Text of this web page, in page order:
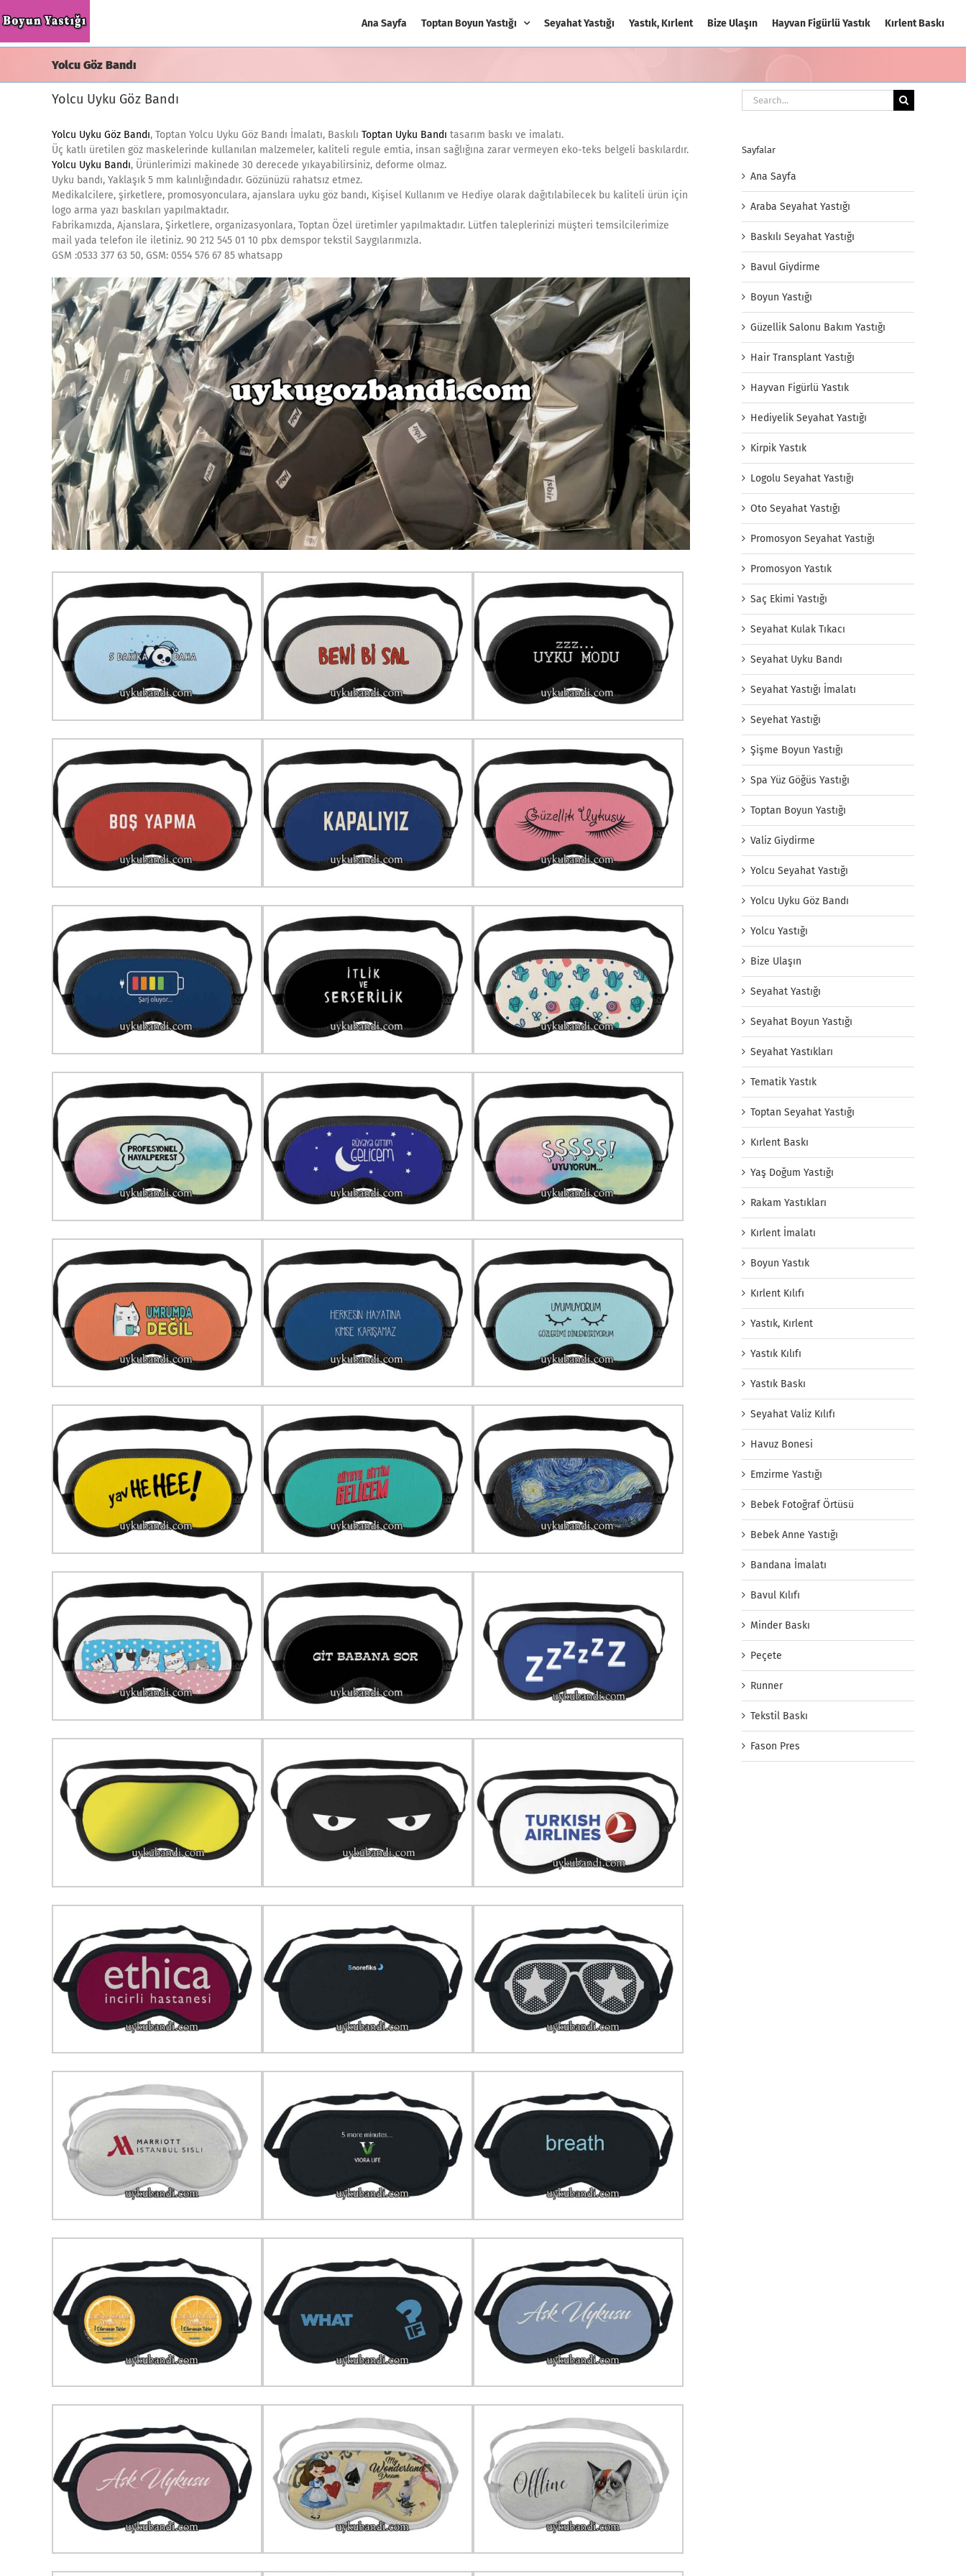
to
Ana Sayfa Toptan Boyun Yastığı Seyahat Yastığı Yastık, Kırlent Bize Ulaşın Hayvan Figürlü Yastık Kırlent Baskı
Yolcu Göz Bandı
Yolcu Uyku Göz Bandı
Yolcu Uyku Göz Bandı, Toptan Yolcu Uyku Göz Bandı İmalatı, Baskılı Toptan Uyku Bandı tasarım baskı ve imalatı.
Üç katlı üretilen göz maskelerinde kullanılan malzemeler, kaliteli regule emtia, insan sağlığına zarar vermeyen eko-teks belgeli baskılardır.
Yolcu Uyku Bandı, Ürünlerimizi makinede 30 derecede yıkayabilirsiniz, deforme olmaz.
Uyku bandı, Yaklaşık 5 mm kalınlığındadır. Gözünüzü rahatsız etmez.
Medikalcilere, şirketlere, promosyonculara, ajanslara uyku göz bandı, Kişisel Kullanım ve Hediye olarak dağıtılabilecek bu kaliteli ürün için
logo arma yazı baskıları yapılmaktadır.
Fabrikamızda, Ajanslara, Şirketlere, organizasyonlara, Toptan Özel üretimler yapılmaktadır. Lütfen taleplerinizi müşteri temsilcilerimize
mail yada telefon ile iletiniz. 90 212 545 01 10 pbx demspor tekstil Saygılarımızla.
GSM :0533 377 63 50, GSM: 0554 576 67 85 whatsapp
Search
for:
Sayfalar
Ana Sayfa
Araba Seyahat Yastığı
Baskılı Seyahat Yastığı
Bavul Giydirme
Boyun Yastığı
Güzellik Salonu Bakım Yastığı
Hair Transplant Yastığı
Hayvan Figürlü Yastık
Hediyelik Seyahat Yastığı
Kirpik Yastık
Logolu Seyahat Yastığı
Oto Seyahat Yastığı
Promosyon Seyahat Yastığı
Promosyon Yastık
Saç Ekimi Yastığı
Seyahat Kulak Tıkacı
Seyahat Uyku Bandı
Seyahat Yastığı İmalatı
Seyehat Yastığı
Şişme Boyun Yastığı
Spa Yüz Göğüs Yastığı
Toptan Boyun Yastığı
Valiz Giydirme
Yolcu Seyahat Yastığı
Yolcu Uyku Göz Bandı
Yolcu Yastığı
Bize Ulaşın
Seyahat Yastığı
Seyahat Boyun Yastığı
Seyahat Yastıkları
Tematik Yastık
Toptan Seyahat Yastığı
Kırlent Baskı
Yaş Doğum Yastığı
Rakam Yastıkları
Kırlent İmalatı
Boyun Yastık
Kırlent Kılıfı
Yastık, Kırlent
Yastık Kılıfı
Yastık Baskı
Seyahat Valiz Kılıfı
Havuz Bonesi
Emzirme Yastığı
Bebek Fotoğraf Örtüsü
Bebek Anne Yastığı
Bandana İmalatı
Bavul Kılıfı
Minder Baskı
Peçete
Runner
Tekstil Baskı
Fason Pres